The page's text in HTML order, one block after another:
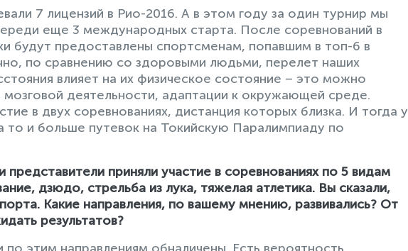
7 лицензий в Рио-2016. А в этом году за один турнир мы
еще 3 международных старта. После соревнований в
будут предоставлены спортсменам, попавшим в топ-6 в
по сравнению со здоровыми людьми, перелет наших
влияет на их физическое состояние – это можно
деятельности, адаптации к окружающей среде.
в двух соревнованиях, дистанция которых близка. И тогда у
то и больше путевок на Токийскую Паралимпиаду по
приняли участие в соревнованиях по 5 видам
дзюдо, стрельба из лука, тяжелая атлетика. Вы сказали,
Какие направления, по вашему мнению, развивались? От
результатов?